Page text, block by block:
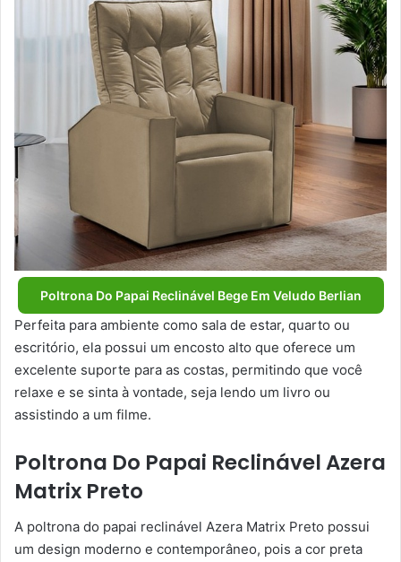
Poltrona Do Papai Reclinável Bege Em Veludo Berlian
Perfeita para ambiente como sala de estar, quarto ou
escritório, ela possui um encosto alto que oferece um
excelente suporte para as costas, permitindo que você
relaxe e se sinta à vontade, seja lendo um livro ou
assistindo a um filme.
Poltrona Do Papai Reclinável Azera
Matrix Preto
A poltrona do papai reclinável Azera Matrix Preto possui
um design moderno e contemporâneo, pois a cor preta